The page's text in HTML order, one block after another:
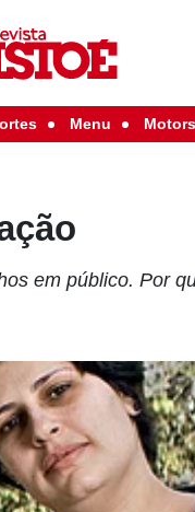
Menu
em público. Por